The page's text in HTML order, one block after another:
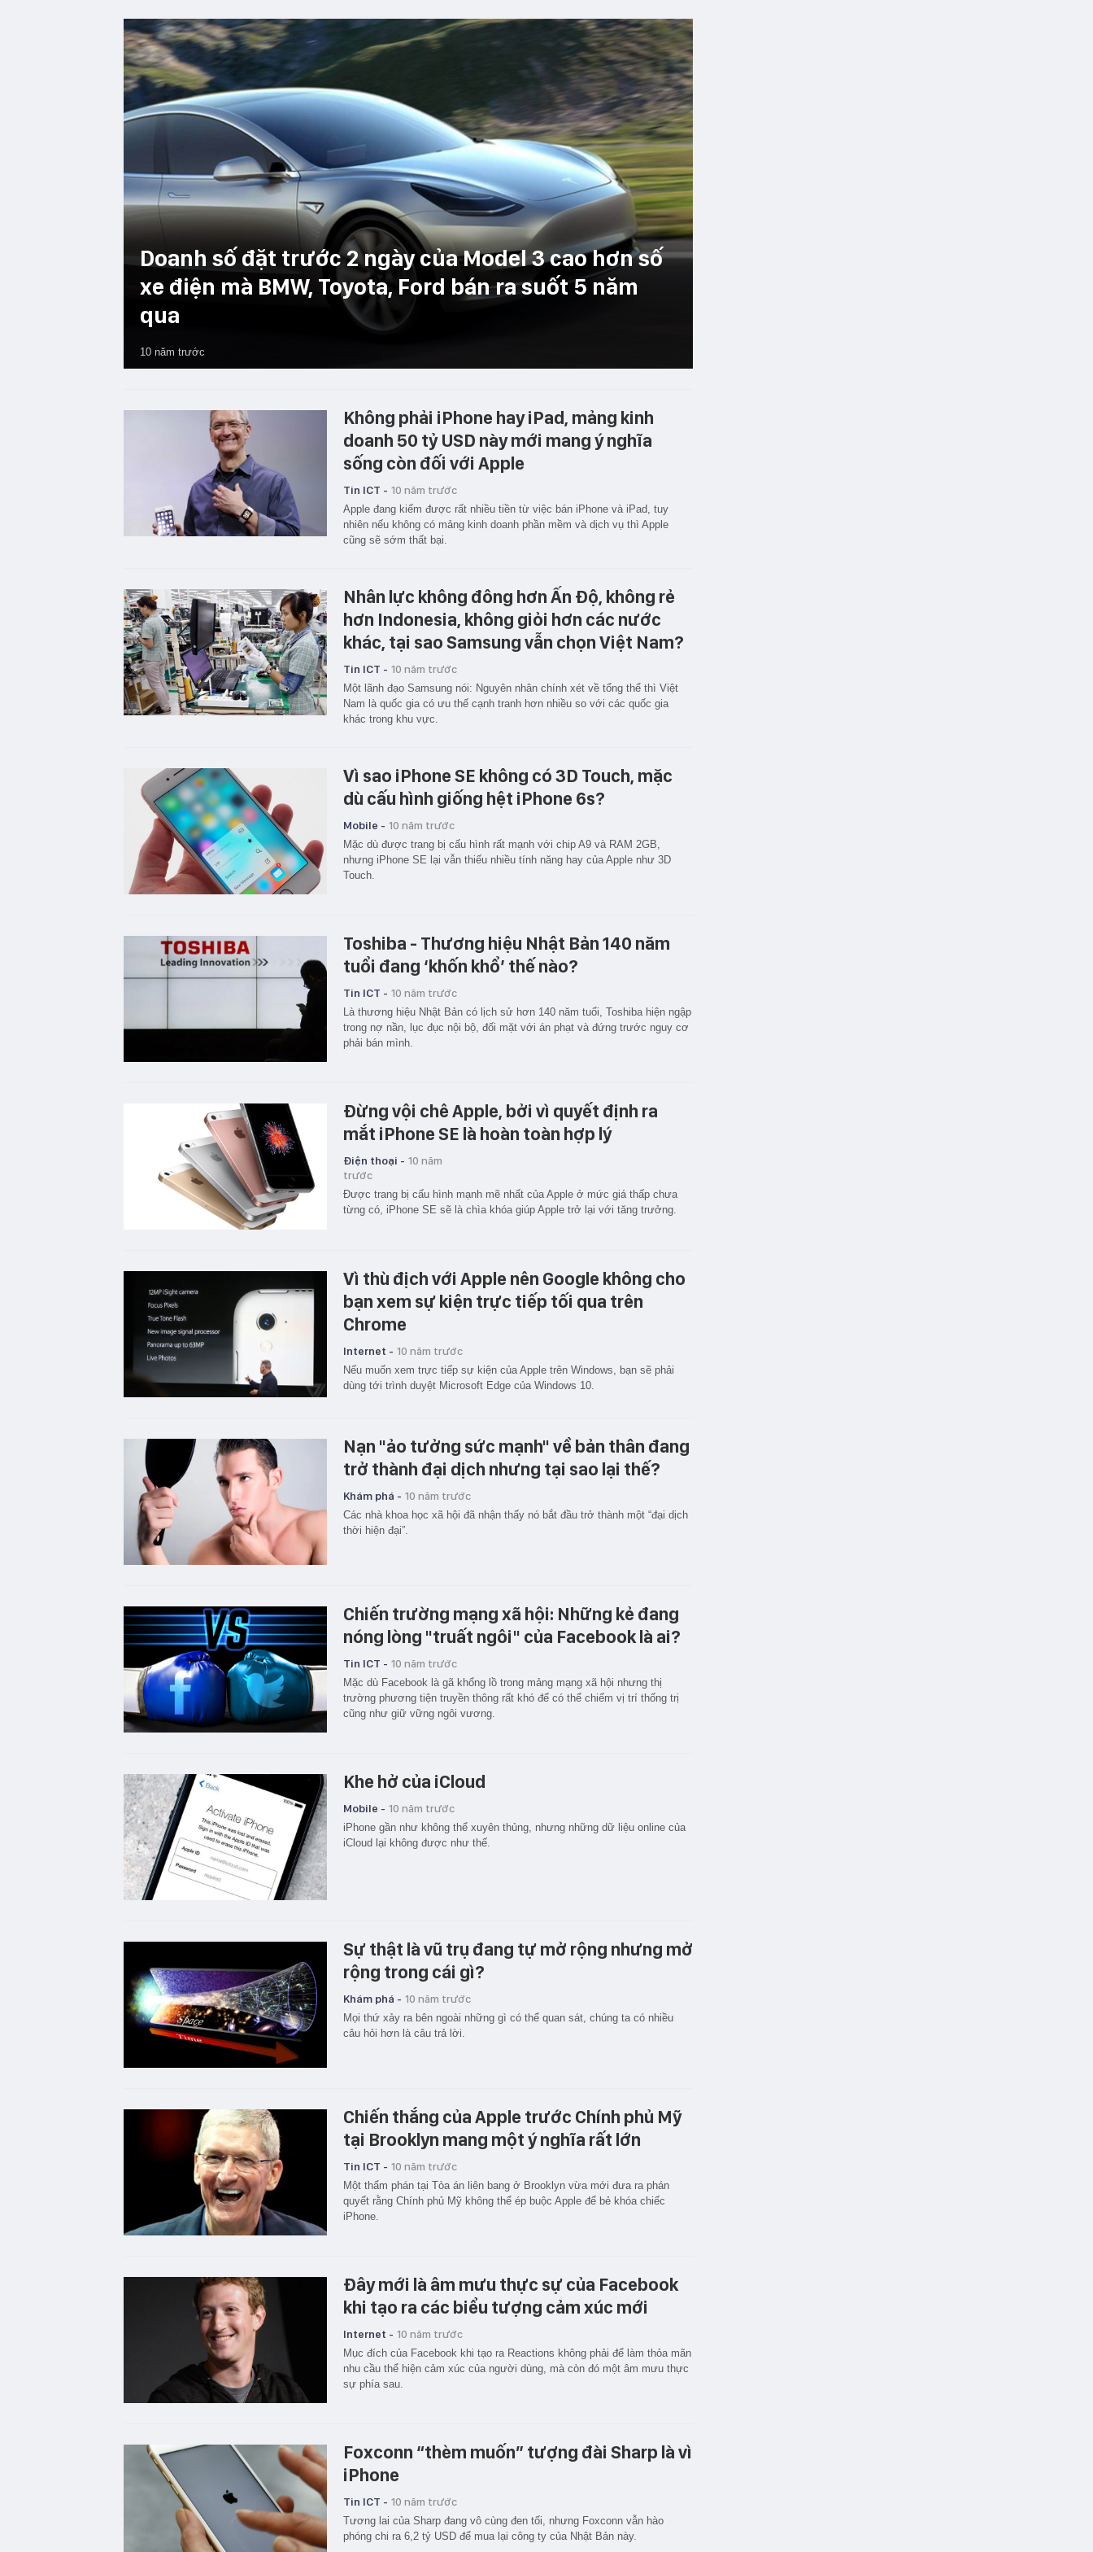
Doanh số đặt trước 2 ngày của Model 3 cao hơn số
xe điện mà BMW, Toyota, Ford bán ra suốt 5 năm
qua
10 năm trước
Không phải iPhone hay iPad, mảng kinh
doanh 50 tỷ USD này mới mang ý nghĩa
sống còn đối với Apple
Tin ICT - 10 năm trước
Apple đang kiếm được rất nhiều tiền từ việc bán iPhone và iPad, tuy
nhiên nếu không có mảng kinh doanh phần mềm và dịch vụ thì Apple
cũng sẽ sớm thất bại.
Nhân lực không đông hơn Ấn Độ, không rẻ
hơn Indonesia, không giỏi hơn các nước
khác, tại sao Samsung vẫn chọn Việt Nam?
Tin ICT - 10 năm trước
Một lãnh đạo Samsung nói: Nguyên nhân chính xét về tổng thể thì Việt
Nam là quốc gia có ưu thế cạnh tranh hơn nhiều so với các quốc gia
khác trong khu vực.
Vì sao iPhone SE không có 3D Touch, mặc
dù cấu hình giống hệt iPhone 6s?
Mobile - 10 năm trước
Mặc dù được trang bị cấu hình rất mạnh với chip A9 và RAM 2GB,
nhưng iPhone SE lại vẫn thiếu nhiều tính năng hay của Apple như 3D
Touch.
Toshiba - Thương hiệu Nhật Bản 140 năm
tuổi đang ‘khốn khổ’ thế nào?
Tin ICT - 10 năm trước
Là thương hiệu Nhật Bản có lịch sử hơn 140 năm tuổi, Toshiba hiện ngập
trong nợ nần, lục đục nội bộ, đối mặt với án phạt và đứng trước nguy cơ
phải bán mình.
Đừng vội chê Apple, bởi vì quyết định ra
mắt iPhone SE là hoàn toàn hợp lý
Điện thoại - 10 năm
trước
Được trang bị cấu hình mạnh mẽ nhất của Apple ở mức giá thấp chưa
từng có, iPhone SE sẽ là chìa khóa giúp Apple trở lại với tăng trưởng.
Vì thù địch với Apple nên Google không cho
bạn xem sự kiện trực tiếp tối qua trên
Chrome
Internet - 10 năm trước
Nếu muốn xem trực tiếp sự kiện của Apple trên Windows, bạn sẽ phải
dùng tới trình duyệt Microsoft Edge của Windows 10.
Nạn "ảo tưởng sức mạnh" về bản thân đang
trở thành đại dịch nhưng tại sao lại thế?
Khám phá - 10 năm trước
Các nhà khoa học xã hội đã nhận thấy nó bắt đầu trở thành một “đại dịch
thời hiện đại”.
Chiến trường mạng xã hội: Những kẻ đang
nóng lòng "truất ngôi" của Facebook là ai?
Tin ICT - 10 năm trước
Mặc dù Facebook là gã khổng lồ trong mảng mạng xã hội nhưng thị
trường phương tiện truyền thông rất khó để có thể chiếm vị trí thống trị
cũng như giữ vững ngôi vương.
Khe hở của iCloud
Mobile - 10 năm trước
iPhone gần như không thể xuyên thủng, nhưng những dữ liệu online của
iCloud lại không được như thế.
Sự thật là vũ trụ đang tự mở rộng nhưng mở
rộng trong cái gì?
Khám phá - 10 năm trước
Mọi thứ xảy ra bên ngoài những gì có thể quan sát, chúng ta có nhiều
câu hỏi hơn là câu trả lời.
Chiến thắng của Apple trước Chính phủ Mỹ
tại Brooklyn mang một ý nghĩa rất lớn
Tin ICT - 10 năm trước
Một thẩm phán tại Tòa án liên bang ở Brooklyn vừa mới đưa ra phán
quyết rằng Chính phủ Mỹ không thể ép buộc Apple để bẻ khóa chiếc
iPhone.
Đây mới là âm mưu thực sự của Facebook
khi tạo ra các biểu tượng cảm xúc mới
Internet - 10 năm trước
Mục đích của Facebook khi tạo ra Reactions không phải để làm thỏa mãn
nhu cầu thể hiện cảm xúc của người dùng, mà còn đó một âm mưu thực
sự phía sau.
Foxconn “thèm muốn” tượng đài Sharp là vì
iPhone
Tin ICT - 10 năm trước
Tương lai của Sharp đang vô cùng đen tối, nhưng Foxconn vẫn hào
phóng chi ra 6,2 tỷ USD để mua lại công ty của Nhật Bản này.